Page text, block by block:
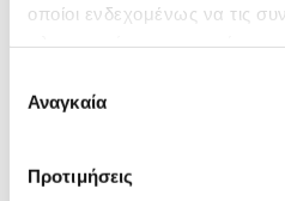
οποίοι ενδεχομένως να τις
των υπηρεσιών τους.
συγκατάθεσης
Αναγκαία
Προτιμήσεις